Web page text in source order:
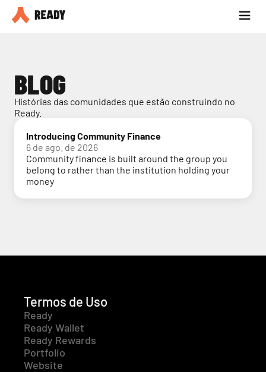
Seja parceiro
BLOG
Histórias das comunidades que estão construindo no
Ready.
Introducing Community Finance
6 de ago. de 2026
Community finance is built around the group you
belong to rather than the institution holding your
money
Termos de Uso
Ready
Ready Wallet
Ready Rewards
Portfolio
Website